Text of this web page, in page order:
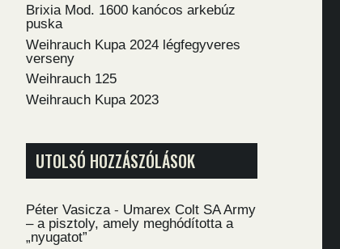
Brixia Mod. 1600 kanócos arkebúz
puska
Weihrauch Kupa 2024 légfegyveres
verseny
Weihrauch 125
Weihrauch Kupa 2023
UTOLSÓ HOZZÁSZÓLÁSOK
Péter Vasicza - Umarex Colt SA Army
– a pisztoly, amely meghódította a
„nyugatot”